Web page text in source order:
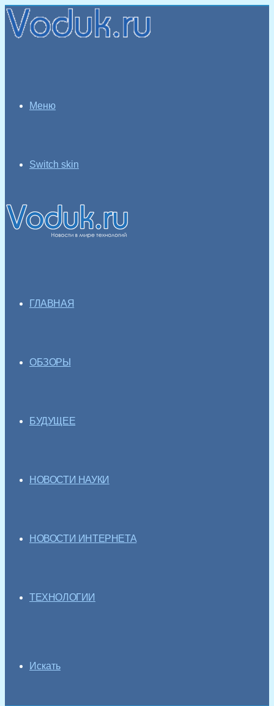
Меню
Switch skin
ГЛАВНАЯ
ОБЗОРЫ
БУДУЩЕЕ
НОВОСТИ НАУКИ
НОВОСТИ ИНТЕРНЕТА
ТЕХНОЛОГИИ
Искать